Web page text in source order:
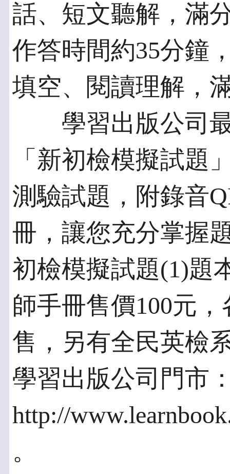
話、短文聽解，滿
作答時間約35分鐘
填空、閱讀理解，
學習出版公司最
「新初檢模擬試題
測驗試題，附錄音
冊，讓您充分掌握
初檢模擬試題(1)題
師手冊售價100元
售，另有全民英檢
學習出版公司門市
http://
。